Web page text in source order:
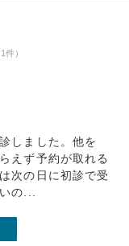
）
しました。他を
えず予約が取れる
次の日に初診で受
の...